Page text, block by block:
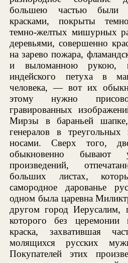
большею частью были
красками, покрыты
темно-желтых мишурных
деревьями, совершенно
на зарево пожара,
и выломанною рукою,
индейского петуха в
человека, — вот их
этому нужно
гравированных
Мирзы в бараньей
генералов в
носами. Сверх того,
обыкновенно бывают
произведений,
больших листах,
самородное дарованье
одном была царевна
другом город
которого без церемонии
краска, захватившая
молящихся русских
Покупателей этих